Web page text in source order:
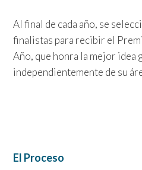
Al final de cada año, se
finalistas para recibir el
Año, que honra la mejor idea
independientemente de su
El Proceso